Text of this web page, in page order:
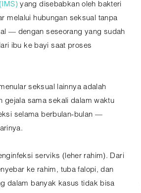
yang disebabkan oleh bakteri
melalui hubungan seksual tanpa
— dengan seseorang yang sudah
ibu ke bayi saat proses
seksual lainnya adalah
gejala sama sekali dalam waktu
selama berbulan-bulan —
serviks (leher rahim). Dari
ke rahim, tuba falopi, dan
dalam banyak kasus tidak bisa